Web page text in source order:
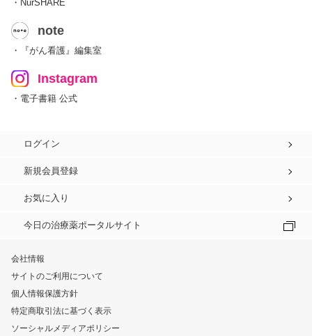
・NurSHARE
note
・『がん看護』編集室
Instagram
・電子書籍 公式
ログイン
新規会員登録
お気に入り
今日の治療薬ポータルサイト
会社情報
サイトのご利用について
個人情報保護方針
特定商取引法に基づく表示
ソーシャルメディアポリシー